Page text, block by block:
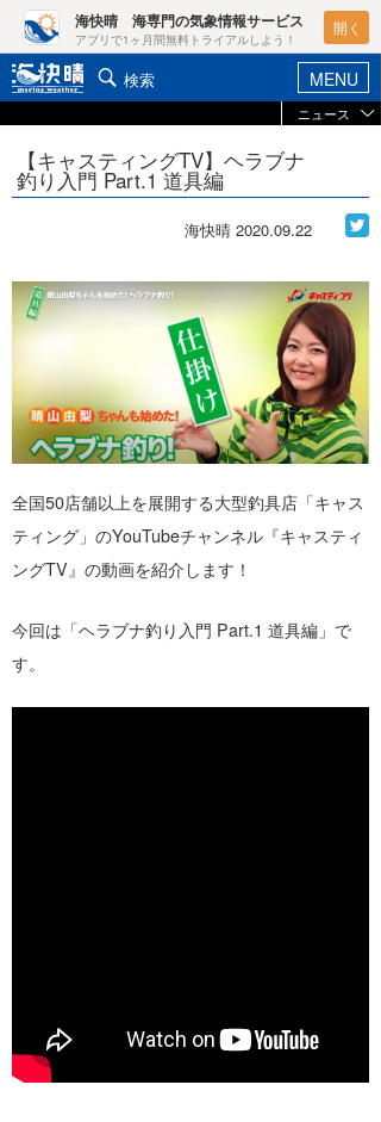
海快晴 海専門の気象情報サービス
アプリで1ヶ月間無料トライアルしよう！
開く
検索 MENU
ヘルプ&サポート マイホーム
ログイン
天気予報・概況
ニュース
会員メニュー
【キャスティングTV】ヘラブナ
釣り入門 Part.1 道具編
海快晴 2020.09.22
全国50店舗以上を展開する大型釣具店「キャス
ティング」のYouTubeチャンネル『キャスティ
ングTV』の動画を紹介します！
今回は「ヘラブナ釣り入門 Part.1 道具編」で
す。
ニュース
お知らせ
コラム
ライター/寄稿メディア
海快晴
☆加藤
banpaku
唐澤予報士
ライター
岡崎友子
一色ボート